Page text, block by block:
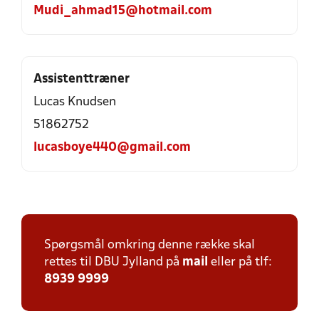
Mudi_ahmad15@hotmail.com
Assistenttræner
Lucas Knudsen
51862752
lucasboye440@gmail.com
Spørgsmål omkring denne række skal
rettes til DBU Jylland på mail eller på tlf:
8939 9999